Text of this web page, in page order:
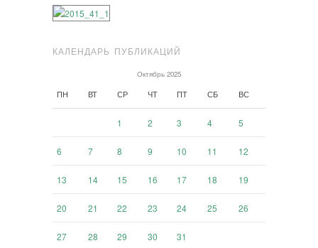
КАЛЕНДАРЬ ПУБЛИКАЦИЙ
Октябрь 2025
ПН ВТ СР ЧТ ПТ СБ ВС
1 2 3 4 5
6 7 8 9 10 11 12
13 14 15 16 17 18 19
20 21 22 23 24 25 26
27 28 29 30 31